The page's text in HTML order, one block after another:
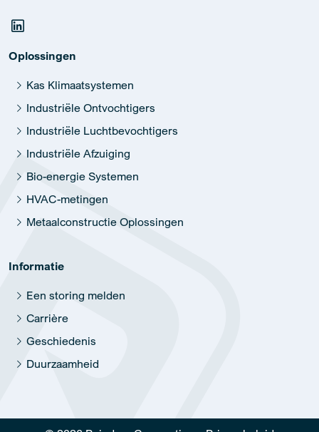
Oplossingen
Kas Klimaatsystemen
Industriële Ontvochtigers
Industriële Luchtbevochtigers
Industriële Afzuiging
Bio-energie Systemen
HVAC-metingen
Metaalconstructie Oplossingen
Informatie
Een storing melden
Carrière
Geschiedenis
Duurzaamheid